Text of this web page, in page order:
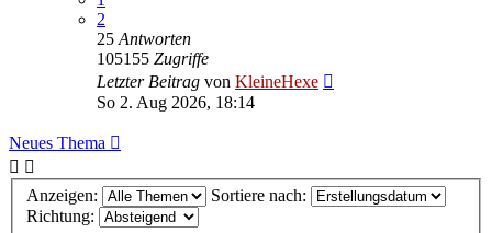
2
25 Antworten
105155 Zugriffe
Letzter Beitrag von KleineHexe
So 2. Aug 2026, 18:14
Neues Thema
Anzeigen:
Sortiere nach:
Richtung: